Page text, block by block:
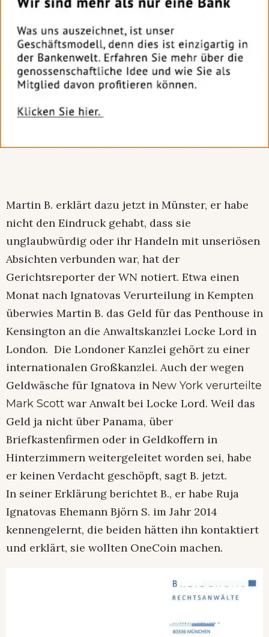
Martin B. erklärt dazu jetzt in Münster, er habe
nicht den Eindruck gehabt, dass sie
unglaubwürdig oder ihr Handeln mit unseriösen
Absichten verbunden war, hat der
Gerichtsreporter der WN notiert. Etwa einen
Monat nach Ignatovas Verurteilung in Kempten
überwies Martin B. das Geld für das Penthouse in
Kensington an die Anwaltskanzlei Locke Lord in
London. Die Londoner Kanzlei gehört zu einer
internationalen Großkanzlei. Auch der wegen
Geldwäsche für Ignatova in New York verurteilte
Mark Scott war Anwalt bei Locke Lord. Weil das
Geld ja nicht über Panama, über
Briefkastenfirmen oder in Geldkoffern in
Hinterzimmern weitergeleitet worden sei, habe
er keinen Verdacht geschöpft, sagt B. jetzt.
In seiner Erklärung berichtet B., er habe Ruja
Ignatovas Ehemann Björn S. im Jahr 2014
kennengelernt, die beiden hätten ihn kontaktiert
und erklärt, sie wollten OneCoin machen.